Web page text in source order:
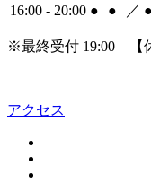
16:00 - 20:00 ● ● ／ ●
※最終受付 19:00 【
アクセス